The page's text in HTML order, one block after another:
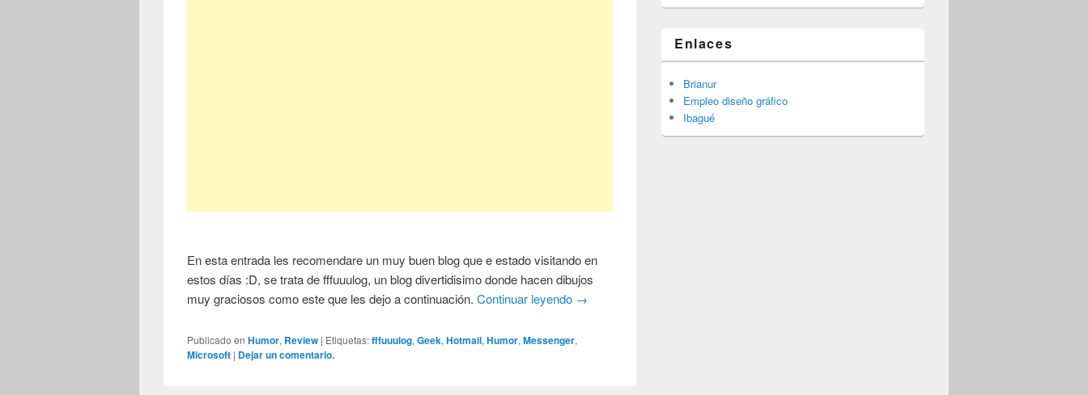
En esta entrada les recomendare un muy buen blog que e estado visitando en
estos días :D, se trata de fffuuulog, un blog divertidisimo donde hacen dibujos
muy graciosos como este que les dejo a continuación.Continuar leyendo →
Publicado en Humor, Review | Etiquetas:fffuuulog,Geek,Hotmail,Humor,Messenger,
Microsoft | Dejar un comentario.
Enlaces
Brianur
Empleo diseño gráfico
Ibagué